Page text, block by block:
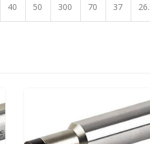
40 50 300 70 37